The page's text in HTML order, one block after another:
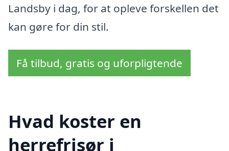
Landsby i dag, for at opleve forskellen det
kan gøre for din stil.
Få tilbud, gratis og uforpligtende
Hvad koster en
herrefrisør i